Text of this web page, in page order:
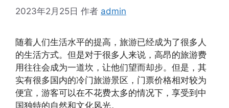
2023年2月25日 作者 admin
随着人们生活水平的提高，旅游已经成为了很多人
的生活方式。但是对于很多人来说，高昂的旅游费
用往往会成为一道坎，让他们望而却步。但是，其
实有很多国内的冷门旅游景区，门票价格相对较为
便宜，游客可以在不花费太多的情况下，享受到中
国独特的自然和文化风光。